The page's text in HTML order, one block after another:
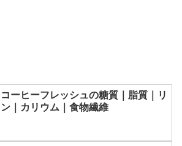
コーヒーフレッシュの糖質｜脂質｜リ
ン｜カリウム｜食物繊維